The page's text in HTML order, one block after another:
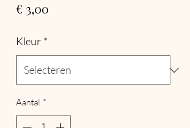
€ 3,00
Kleur *
Aantal *